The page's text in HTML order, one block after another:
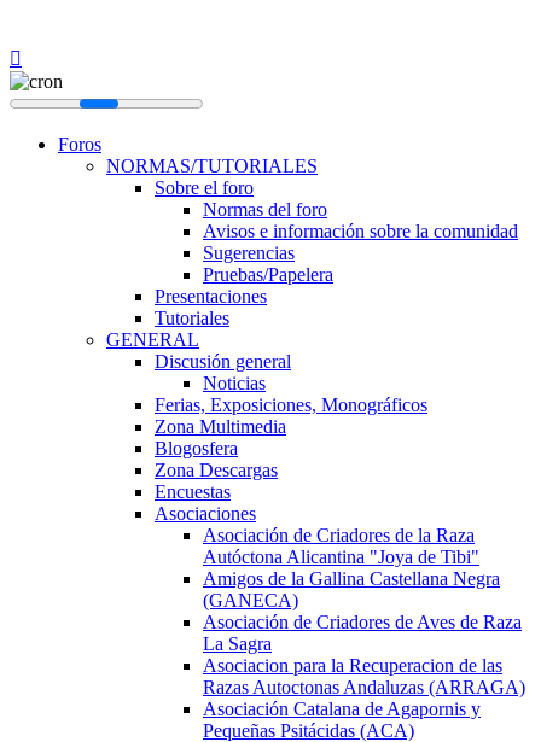
Foros
NORMAS/TUTORIALES
Sobre el foro
Normas del foro
Avisos e información sobre la comunidad
Sugerencias
Pruebas/Papelera
Presentaciones
Tutoriales
GENERAL
Discusión general
Noticias
Ferias, Exposiciones, Monográficos
Zona Multimedia
Blogosfera
Zona Descargas
Encuestas
Asociaciones
Asociación de Criadores de la Raza
Autóctona Alicantina "Joya de Tibi"
Amigos de la Gallina Castellana Negra
(GANECA)
Asociación de Criadores de Aves de Raza
La Sagra
Asociacion para la Recuperacion de las
Razas Autoctonas Andaluzas (ARRAGA)
Asociación Catalana de Agapornis y
Pequeñas Psitácidas (ACA)